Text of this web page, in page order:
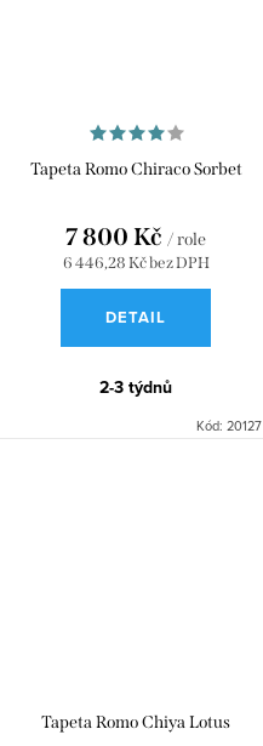
Tapeta Romo Chiraco Sorbet
6 446,28 Kč bez DPH
7 800 Kč / role
DETAIL
2-3 týdnů
Kód: 20127
Tapeta Romo Chiya Lotus